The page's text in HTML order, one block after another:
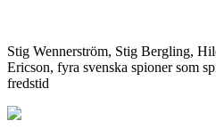
Stig Wennerström, Stig Bergling,
Ericson, fyra svenska spioner som
fredstid